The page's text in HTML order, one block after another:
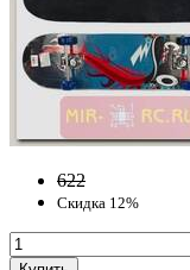
622
Скидка 12%